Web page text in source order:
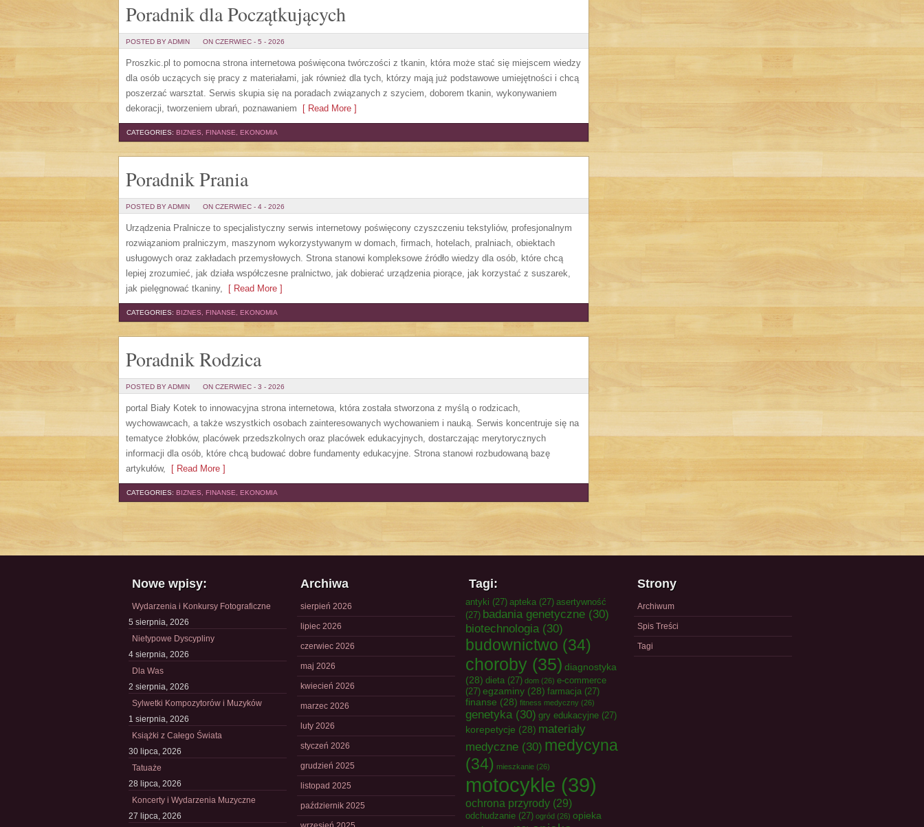
Poradnik dla Początkujących
POSTED BY ADMIN ON CZERWIEC - 5 - 2026
Proszkic.pl to pomocna strona internetowa poświęcona twórczości z tkanin, która może stać się miejscem wiedzy
dla osób uczących się pracy z materiałami, jak również dla tych, którzy mają już podstawowe umiejętności i chcą
poszerzać warsztat. Serwis skupia się na poradach związanych z szyciem, doborem tkanin, wykonywaniem
dekoracji, tworzeniem ubrań, poznawaniem [ Read More ]
CATEGORIES: BIZNES, FINANSE, EKONOMIA
Poradnik Prania
POSTED BY ADMIN ON CZERWIEC - 4 - 2026
Urządzenia Pralnicze to specjalistyczny serwis internetowy poświęcony czyszczeniu tekstyliów, profesjonalnym
rozwiązaniom pralniczym, maszynom wykorzystywanym w domach, firmach, hotelach, pralniach, obiektach
usługowych oraz zakładach przemysłowych. Strona stanowi kompleksowe źródło wiedzy dla osób, które chcą
lepiej zrozumieć, jak działa współczesne pralnictwo, jak dobierać urządzenia piorące, jak korzystać z suszarek,
jak pielęgnować tkaniny, [ Read More ]
CATEGORIES: BIZNES, FINANSE, EKONOMIA
Poradnik Rodzica
POSTED BY ADMIN ON CZERWIEC - 3 - 2026
portal Biały Kotek to innowacyjna strona internetowa, która została stworzona z myślą o rodzicach,
wychowawcach, a także wszystkich osobach zainteresowanych wychowaniem i nauką. Serwis koncentruje się na
tematyce żłobków, placówek przedszkolnych oraz placówek edukacyjnych, dostarczając merytorycznych
informacji dla osób, które chcą budować dobre fundamenty edukacyjne. Strona stanowi rozbudowaną bazę
artykułów, [ Read More ]
CATEGORIES: BIZNES, FINANSE, EKONOMIA
Nowe wpisy:
Wydarzenia i Konkursy Fotograficzne
5 sierpnia, 2026
Nietypowe Dyscypliny
4 sierpnia, 2026
Dla Was
2 sierpnia, 2026
Sylwetki Kompozytorów i Muzyków
1 sierpnia, 2026
Książki z Całego Świata
30 lipca, 2026
Tatuaże
28 lipca, 2026
Koncerty i Wydarzenia Muzyczne
27 lipca, 2026
Archiwa
sierpień 2026
lipiec 2026
czerwiec 2026
maj 2026
kwiecień 2026
marzec 2026
luty 2026
styczeń 2026
grudzień 2025
listopad 2025
październik 2025
Tagi:
antyki (27) apteka (27) asertywność
(27) badania genetyczne (30)
biotechnologia(30)
budownictwo (34)
choroby (35) diagnostyka
(28) dieta (27) dom (26) e-commerce
(27) egzaminy (28) farmacja (27)
finanse (28) fitness medyczny (26)
genetyka(30) gry edukacyjne (27)
korepetycje (28) materiały
medyczne (30) medycyna
(34) mieszkanie (26)
motocykle (39)
ochrona przyrody (29)
odchudzanie (27) ogród (26) opieka
Strony
Archiwum
Spis Treści
Tagi